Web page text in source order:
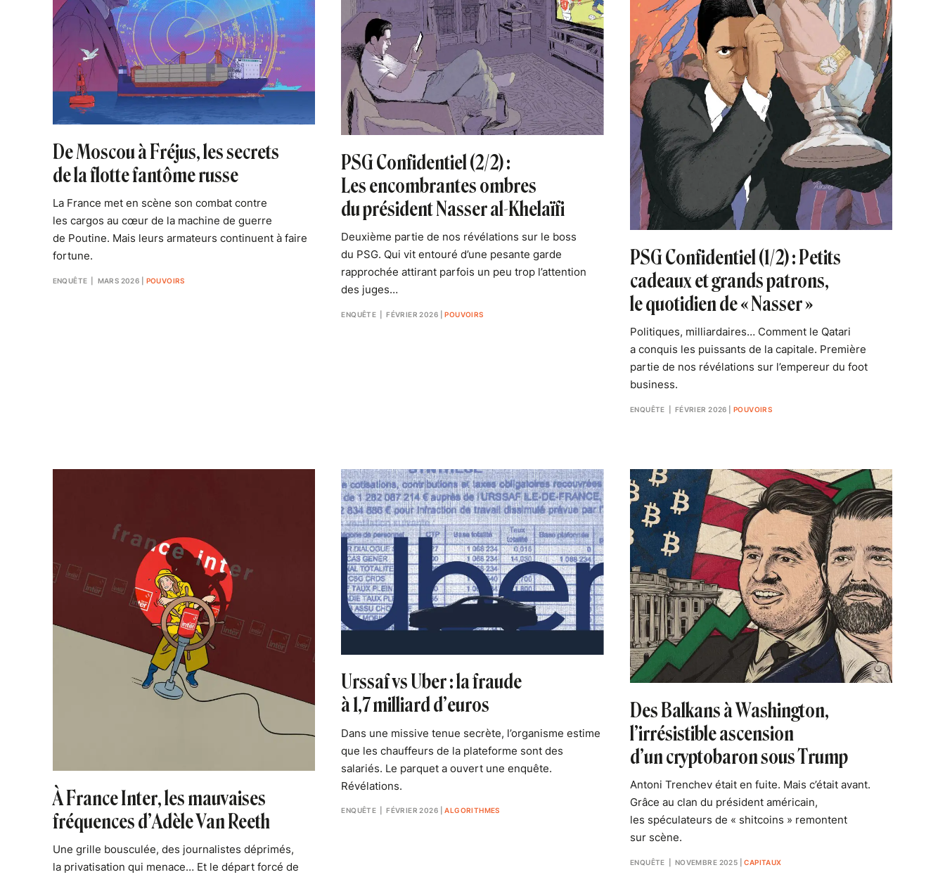
De Moscou à Fréjus, les secrets
de la flotte fantôme russe
La France met en scène son combat contre
les cargos au cœur de la machine de guerre
de Poutine. Mais leurs armateurs continuent à faire
fortune.
ENQUÊTE | MARS 2026 POUVOIRS
PSG Confidentiel (2/2) :
Les encombrantes ombres
du président Nasser al-Khelaïfi
Deuxième partie de nos révélations sur le boss
du PSG. Qui vit entouré d’une pesante garde
rapprochée attirant parfois un peu trop l’attention
des juges…
ENQUÊTE | FÉVRIER 2026 |POUVOIRS
PSG Confidentiel (1/2) : Petits
cadeaux et grands patrons,
le quotidien de « Nasser »
Politiques, milliardaires… Comment le Qatari
a conquis les puissants de la capitale. Première
partie de nos révélations sur l’empereur du foot
business.
ENQUÊTE | FÉVRIER 2026 POUVOIRS
À France Inter, les mauvaises
fréquences d’Adèle Van Reeth
Une grille bousculée, des journalistes déprimés,
la privatisation qui menace… Et le départ forcé de
Urssaf vs Uber : la fraude
à 1,7 milliard d’euros
Dans une missive tenue secrète, l’organisme estime
que les chauffeurs de la plateforme sont des
salariés. Le parquet a ouvert une enquête.
Révélations.
ENQUÊTE | FÉVRIER 2026 |ALGORITHMES
Des Balkans à Washington,
l’irrésistible ascension
d’un cryptobaron sous Trump
Antoni Trenchev était en fuite. Mais c’était avant.
Grâce au clan du président américain,
les spéculateurs de « shitcoins » remontent
sur scène.
ENQUÊTE | NOVEMBRE 2025 |CAPITAUX